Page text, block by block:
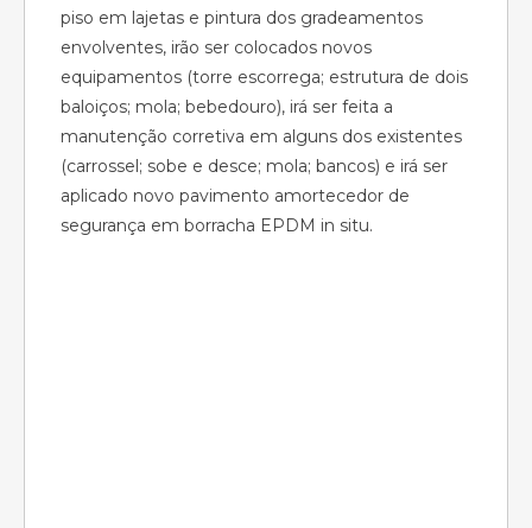
piso em lajetas e pintura dos gradeamentos
envolventes, irão ser colocados novos
equipamentos (torre escorrega; estrutura de dois
baloiços; mola; bebedouro), irá ser feita a
manutenção corretiva em alguns dos existentes
(carrossel; sobe e desce; mola; bancos) e irá ser
aplicado novo pavimento amortecedor de
segurança em borracha EPDM in situ.